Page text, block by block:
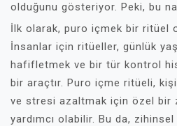
olduğunu gösteriyor. Peki, bu
İlk olarak, puro içmek bir ritüel
İnsanlar için ritüeller, günlük
hafifletmek ve bir tür kontrol
bir araçtır. Puro içme ritüeli,
ve stresi azaltmak için özel bir
yardımcı olabilir. Bu da,